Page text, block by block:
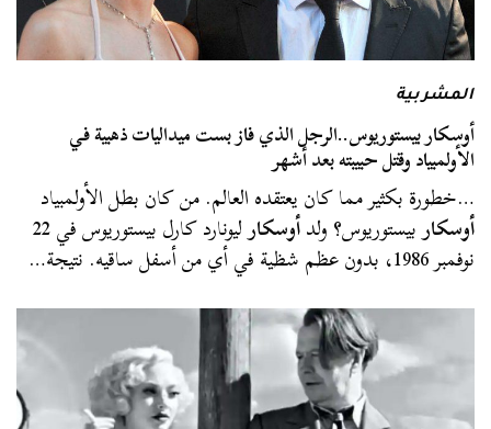
المشربية
أوسكار بيستوريوس..الرجل الذي فاز بست ميداليات ذهبية في
الأولمبياد وقتل حبيبته بعد أشهر
…خطورة بكثير مما كان يعتقده العالم. من كان بطل الأولمبياد
أوسكاربيستوريوس؟ ولدأوسكار ليونارد كارل بيستوريوس في 22
نوفمبر 1986، بدون عظم شظية في أي من أسفل ساقيه. نتيجة…